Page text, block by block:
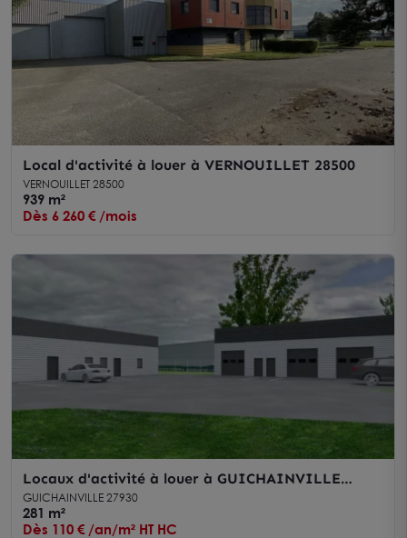
Local d'activité à louer à VERNOUILLET 28500
VERNOUILLET 28500
939 m²
Dès 6 260 € /mois
Locaux d'activité à louer à GUICHAINVILLE
27930
GUICHAINVILLE 27930
281 m²
Dès 110 € /an/m² HT HC